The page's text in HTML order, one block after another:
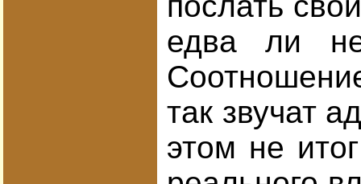
едва ли не
так звучат
этом не